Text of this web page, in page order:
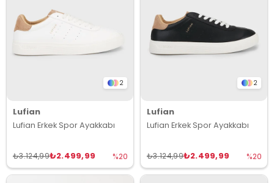
2
Lufian
Lufian Erkek Spor Ayakkabı
₺2.499,99
₺3.124,99 %20
2
Lufian
Lufian Erkek Spor Ayakkabı
₺2.499,99
₺3.124,99 %20